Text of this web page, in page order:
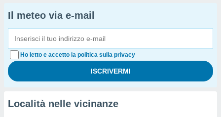
Il meteo via e-mail
Ho letto e accetto la politica sulla privacy
Località nelle vicinanze